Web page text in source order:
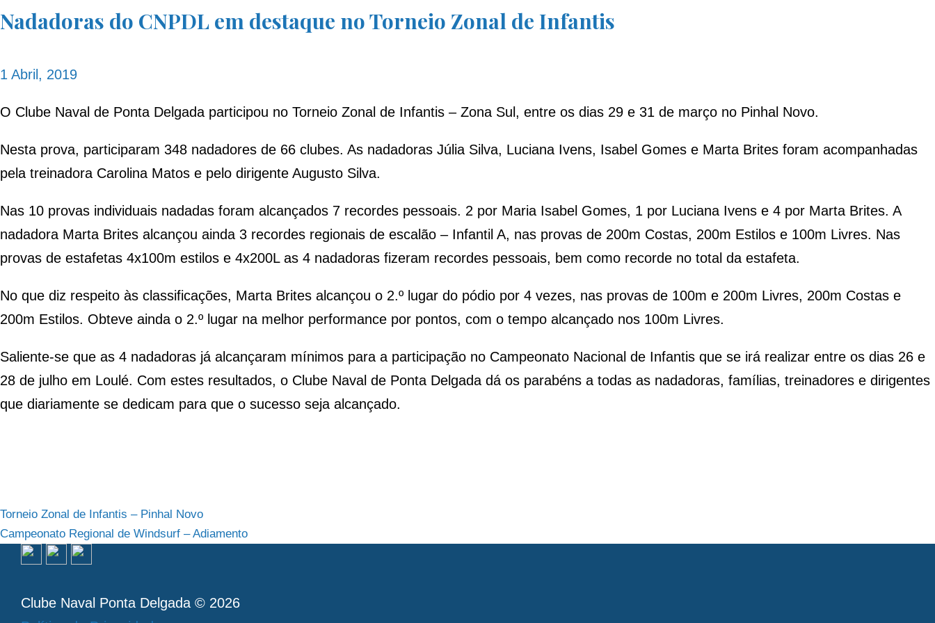
Nadadoras do CNPDL em destaque no Torneio Zonal de Infantis
1 Abril, 2019
O Clube Naval de Ponta Delgada participou no Torneio Zonal de Infantis – Zona Sul, entre os dias 29 e 31 de março no Pinhal Novo.
Nesta prova, participaram 348 nadadores de 66 clubes. As nadadoras Júlia Silva, Luciana Ivens, Isabel Gomes e Marta Brites foram acompanhadas
pela treinadora Carolina Matos e pelo dirigente Augusto Silva.
Nas 10 provas individuais nadadas foram alcançados 7 recordes pessoais. 2 por Maria Isabel Gomes, 1 por Luciana Ivens e 4 por Marta Brites. A
nadadora Marta Brites alcançou ainda 3 recordes regionais de escalão – Infantil A, nas provas de 200m Costas, 200m Estilos e 100m Livres. Nas
provas de estafetas 4x100m estilos e 4x200L as 4 nadadoras fizeram recordes pessoais, bem como recorde no total da estafeta.
No que diz respeito às classificações, Marta Brites alcançou o 2.º lugar do pódio por 4 vezes, nas provas de 100m e 200m Livres, 200m Costas e
200m Estilos. Obteve ainda o 2.º lugar na melhor performance por pontos, com o tempo alcançado nos 100m Livres.
Saliente-se que as 4 nadadoras já alcançaram mínimos para a participação no Campeonato Nacional de Infantis que se irá realizar entre os dias 26 e
28 de julho em Loulé. Com estes resultados, o Clube Naval de Ponta Delgada dá os parabéns a todas as nadadoras, famílias, treinadores e dirigentes
que diariamente se dedicam para que o sucesso seja alcançado.
Navegação
de
artigos
Torneio Zonal de Infantis – Pinhal Novo
Campeonato Regional de Windsurf – Adiamento
Clube Naval Ponta Delgada © 2026